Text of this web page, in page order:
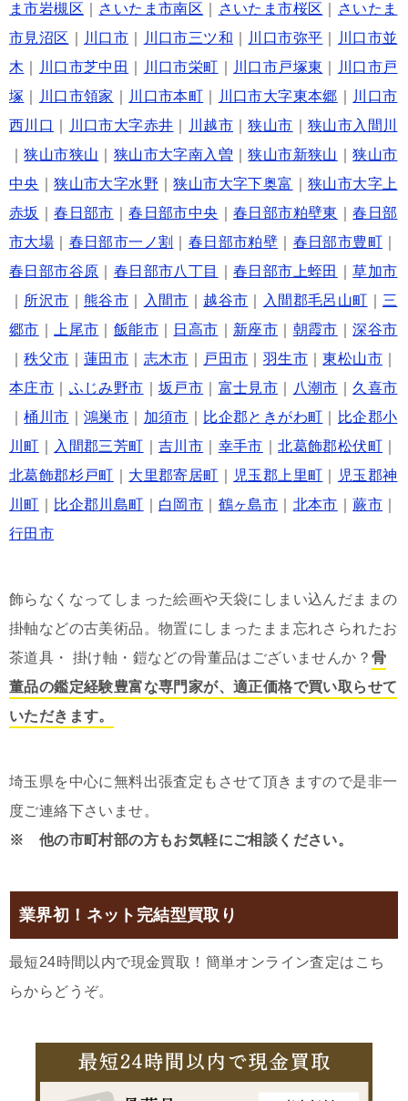
ま市岩槻区
さいたま市南区 さいたま市桜区
さいたま
市見沼区
川口市 川口市三ツ和 川口市弥平
川口市並
木
川口市芝中田 川口市栄町 川口市戸塚東
川口市戸
塚
川口市領家 川口市本町 川口市大字東本郷
川口市
西川口
川口市大字赤井 川越市 ｜狭山市 ｜狭山市入間川
｜狭山市狭山 狭山市大字南入曽 ｜狭山市新狭山 ｜狭山市
中央
｜狭山市大字水野 ｜狭山市大字下奥富 ｜狭山市大字上
赤坂
｜春日部市 ｜春日部市中央 ｜春日部市粕壁東 ｜春日部
市大場
春日部市一ノ割 春日部市粕壁 春日部市豊町
春日部市谷原
春日部市八丁目 ｜春日部市上蛭田 ｜草加市
所沢市 ｜熊谷市 入間市 越谷市 入間郡毛呂山町 ｜三
郷市 ｜上尾市 飯能市 日高市 新座市 朝霞市 ｜深谷市
｜秩父市 ｜蓮田市 志木市 戸田市 羽生市 ｜東松山市
本庄市
ふじみ野市 ｜坂戸市 富士見市 八潮市
久喜市
｜桶川市 ｜鴻巣市 加須市 比企郡ときがわ町
比企郡小
川町
入間郡三芳町 ｜吉川市 幸手市 ｜北葛飾郡松伏町
北葛飾郡杉戸町
大里郡寄居町 児玉郡上里町
児玉郡神
川町
比企郡川島町 白岡市 鶴ヶ島市 北本市 蕨市
行田市
飾らなくなってしまった絵画や天袋にしまい込んだままの
掛軸などの古美術品。物置にしまったまま忘れさられたお
茶道具・ 掛け軸・鎧などの骨董品はございませんか？ 骨
董品の鑑定経験豊富な専門家が、適正価格で買い取らせて
いただきます。
埼玉県を中心に無料出張査定もさせて頂きますので是非一
度ご連絡下さいませ。
※ 他の市町村部の方もお気軽にご相談ください。
業界初！ネット完結型買取り
最短24時間以内で現金買取！簡単オンライン査定はこち
らからどうぞ。